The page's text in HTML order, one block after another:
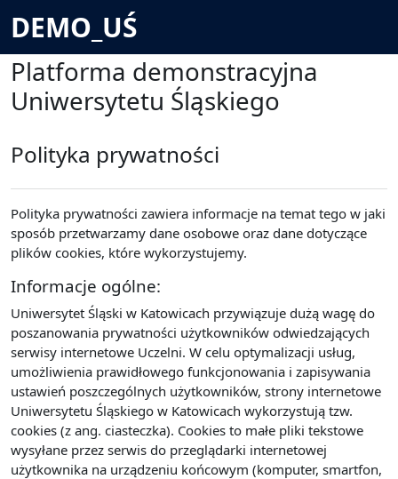
Przejdź do głównej zawartości
DEMO_UŚ
Platforma demonstracyjna
Uniwersytetu Śląskiego
Polityka prywatności
Polityka prywatności zawiera informacje na temat tego w jaki
sposób przetwarzamy dane osobowe oraz dane dotyczące
plików cookies, które wykorzystujemy.
Informacje ogólne:
Uniwersytet Śląski w Katowicach przywiązuje dużą wagę do
poszanowania prywatności użytkowników odwiedzających
serwisy internetowe Uczelni. W celu optymalizacji usług,
umożliwienia prawidłowego funkcjonowania i zapisywania
ustawień poszczególnych użytkowników, strony internetowe
Uniwersytetu Śląskiego w Katowicach wykorzystują tzw.
cookies (z ang. ciasteczka). Cookies to małe pliki tekstowe
wysyłane przez serwis do przeglądarki internetowej
użytkownika na urządzeniu końcowym (komputer, smartfon,